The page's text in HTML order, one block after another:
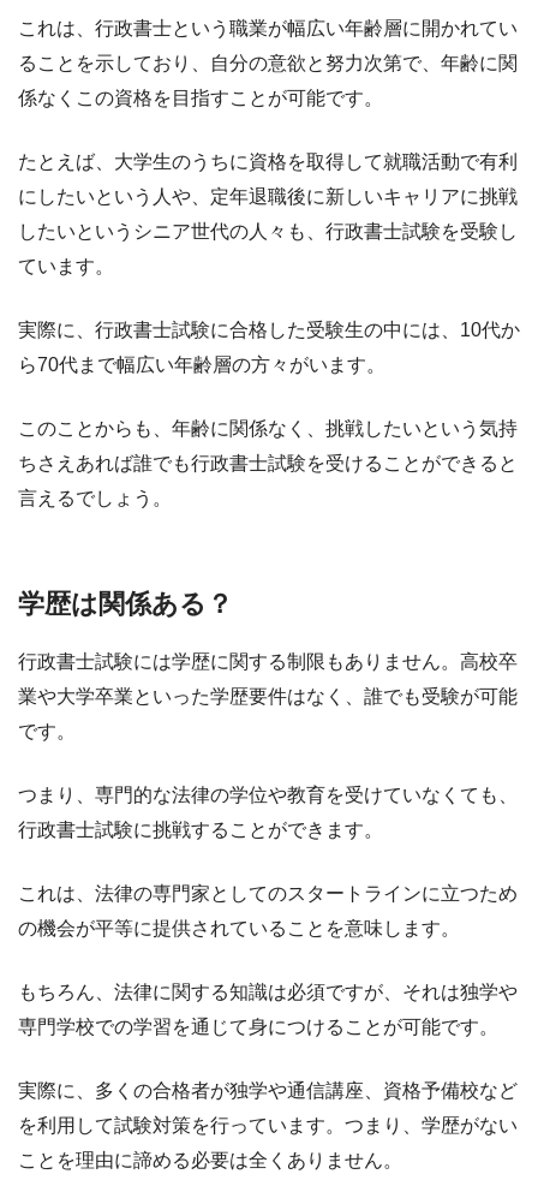
これは、行政書士という職業が幅広い年齢層に開かれてい
ることを示しており、自分の意欲と努力次第で、年齢に関
係なくこの資格を目指すことが可能です。
たとえば、大学生のうちに資格を取得して就職活動で有利
にしたいという人や、定年退職後に新しいキャリアに挑戦
したいというシニア世代の人々も、行政書士試験を受験し
ています。
実際に、行政書士試験に合格した受験生の中には、10代か
ら70代まで幅広い年齢層の方々がいます。
このことからも、年齢に関係なく、挑戦したいという気持
ちさえあれば誰でも行政書士試験を受けることができると
言えるでしょう。
学歴は関係ある？
行政書士試験には学歴に関する制限もありません。高校卒
業や大学卒業といった学歴要件はなく、誰でも受験が可能
です。
つまり、専門的な法律の学位や教育を受けていなくても、
行政書士試験に挑戦することができます。
これは、法律の専門家としてのスタートラインに立つため
の機会が平等に提供されていることを意味します。
もちろん、法律に関する知識は必須ですが、それは独学や
専門学校での学習を通じて身につけることが可能です。
実際に、多くの合格者が独学や通信講座、資格予備校など
を利用して試験対策を行っています。つまり、学歴がない
ことを理由に諦める必要は全くありません。